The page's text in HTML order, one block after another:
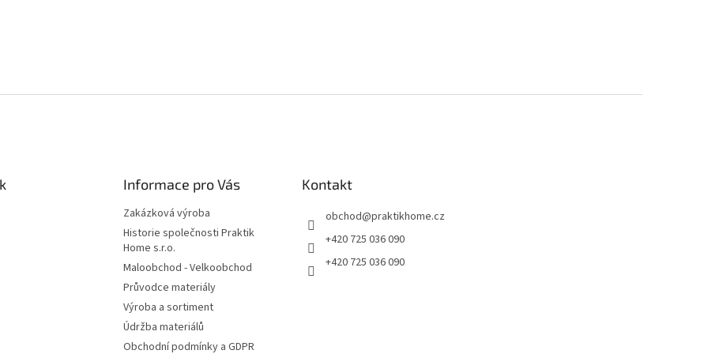
Informace pro Vás
Zakázková výroba
Historie společnosti Praktik
Home s.r.o.
Maloobchod - Velkoobchod
Průvodce materiály
Výroba a sortiment
Údržba materiálů
Obchodní podmínky a GDPR
Kontakt
obchod@praktikhome.cz
+420 725 036 090
+420 725 036 090